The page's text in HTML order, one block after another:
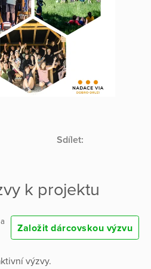
Sdílet:
k projektu
Založit dárcovskou výzvu
výzvy.